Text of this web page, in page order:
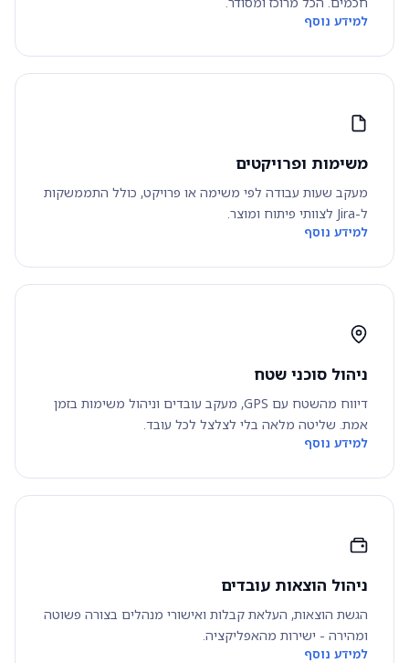
למידע נוסף
משימות ופרויקטים
מעקב שעות עבודה לפי משימה או פרויקט, כולל התממשקות
ל-Jira לצוותי פיתוח ומוצר.
למידע נוסף
ניהול סוכני שטח
דיווח מהשטח עם GPS, מעקב עובדים וניהול משימות בזמן
אמת. שליטה מלאה בלי לצלצל לכל עובד.
למידע נוסף
ניהול הוצאות עובדים
הגשת הוצאות, העלאת קבלות ואישורי מנהלים בצורה פשוטה
ומהירה - ישירות מהאפליקציה.
למידע נוסף